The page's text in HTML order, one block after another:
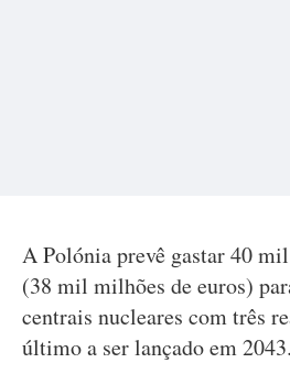
A Polónia prevê gastar 40
(38 mil milhões de euros)
centrais nucleares com três
último a ser lançado em 2043.